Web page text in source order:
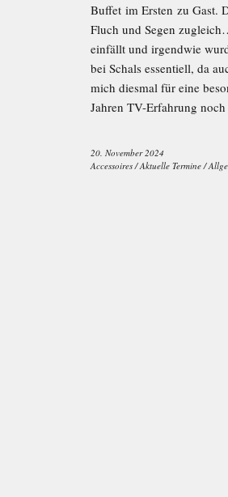
Buffet im Ersten zu Gast.
Fluch und Segen
einfällt und irgendwie
bei Schals essentiell, da
mich diesmal für eine
Jahren TV-Erfahrung
20. November 2024
Accessoires /Aktuelle Termine /